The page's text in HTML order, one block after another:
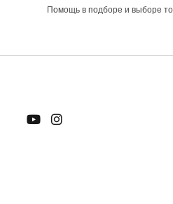
Помощь в подборе и выборе